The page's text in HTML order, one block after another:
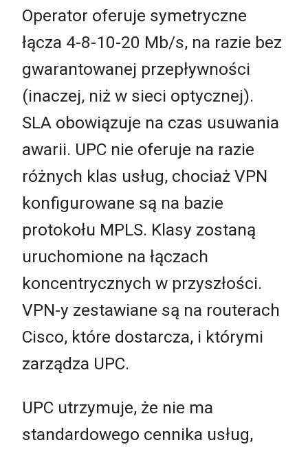
Operator oferuje symetryczne
łącza 4-8-10-20 Mb/s, na razie bez
gwarantowanej przepływności
(inaczej, niż w sieci optycznej).
SLA obowiązuje na czas usuwania
awarii. UPC nie oferuje na razie
różnych klas usług, chociaż VPN
konfigurowane są na bazie
protokołu MPLS. Klasy zostaną
uruchomione na łączach
koncentrycznych w przyszłości.
VPN-y zestawiane są na routerach
Cisco, które dostarcza, i którymi
zarządza UPC.
UPC utrzymuje, że nie ma
standardowego cennika usług,